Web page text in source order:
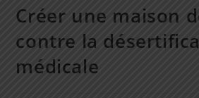
Créer une maison
contre la
médicale